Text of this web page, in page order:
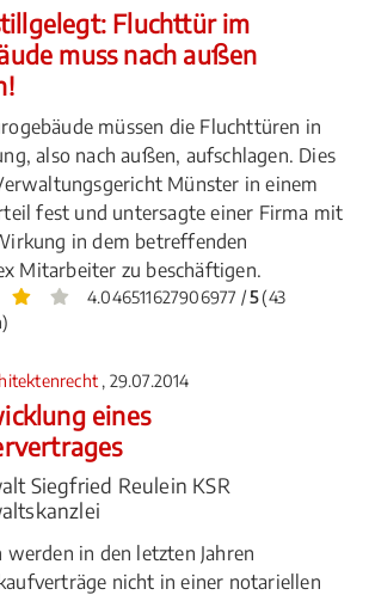
Fluchttür im
muss nach außen
müssen die Fluchttüren in
also nach außen, aufschlagen. Dies
Münster in einem
fest und untersagte einer Firma mit
in dem betreffenden
Mitarbeiter zu beschäftigen.
4.046511627906977 /5(43
, 29.07.2014
eines
Siegfried Reulein KSR
werden in den letzten Jahren
nicht in einer notariellen